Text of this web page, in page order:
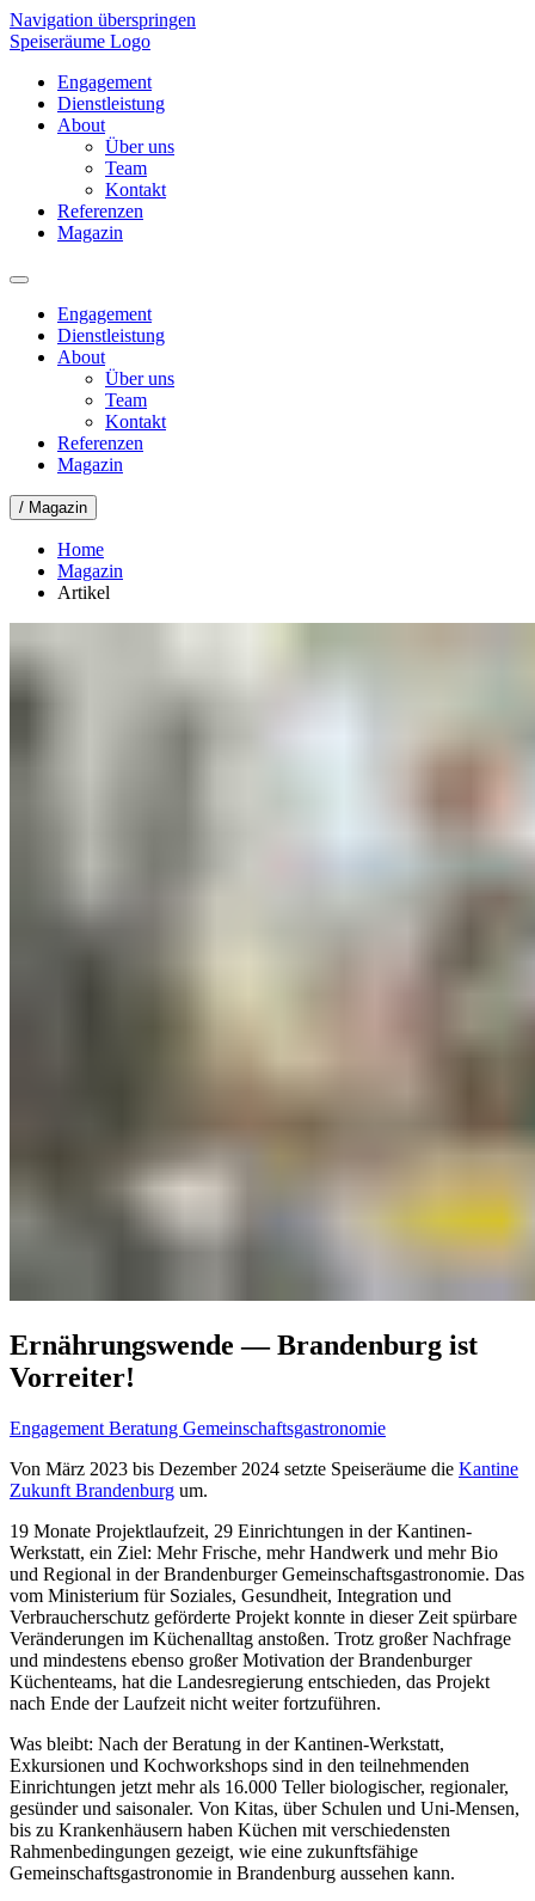
Navigation überspringen
Speiseräume Logo
Engagement
Dienstleistung
About
Über uns
Team
Kontakt
Referenzen
Magazin
Engagement
Dienstleistung
About
Über uns
Team
Kontakt
Referenzen
Magazin
/ Magazin
Home
Magazin
Artikel
Ernährungswende — Brandenburg ist
Vorreiter!
Engagement Beratung Gemeinschaftsgastronomie
Von März 2023 bis Dezember 2024 setzte Speiseräume die Kantine
Zukunft Brandenburg um.
19 Monate Projektlaufzeit, 29 Einrichtungen in der Kantinen-
Werkstatt, ein Ziel: Mehr Frische, mehr Handwerk und mehr Bio
und Regional in der Brandenburger Gemeinschaftsgastronomie. Das
vom Ministerium für Soziales, Gesundheit, Integration und
Verbraucherschutz geförderte Projekt konnte in dieser Zeit spürbare
Veränderungen im Küchenalltag anstoßen. Trotz großer Nachfrage
und mindestens ebenso großer Motivation der Brandenburger
Küchenteams, hat die Landesregierung entschieden, das Projekt
nach Ende der Laufzeit nicht weiter fortzuführen.
Was bleibt: Nach der Beratung in der Kantinen-Werkstatt,
Exkursionen und Kochworkshops sind in den teilnehmenden
Einrichtungen jetzt mehr als 16.000 Teller biologischer, regionaler,
gesünder und saisonaler. Von Kitas, über Schulen und Uni-Mensen,
bis zu Krankenhäusern haben Küchen mit verschiedensten
Rahmenbedingungen gezeigt, wie eine zukunftsfähige
Gemeinschaftsgastronomie in Brandenburg aussehen kann.